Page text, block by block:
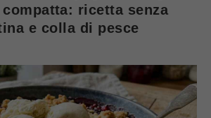
ricetta senza
e colla di pesce